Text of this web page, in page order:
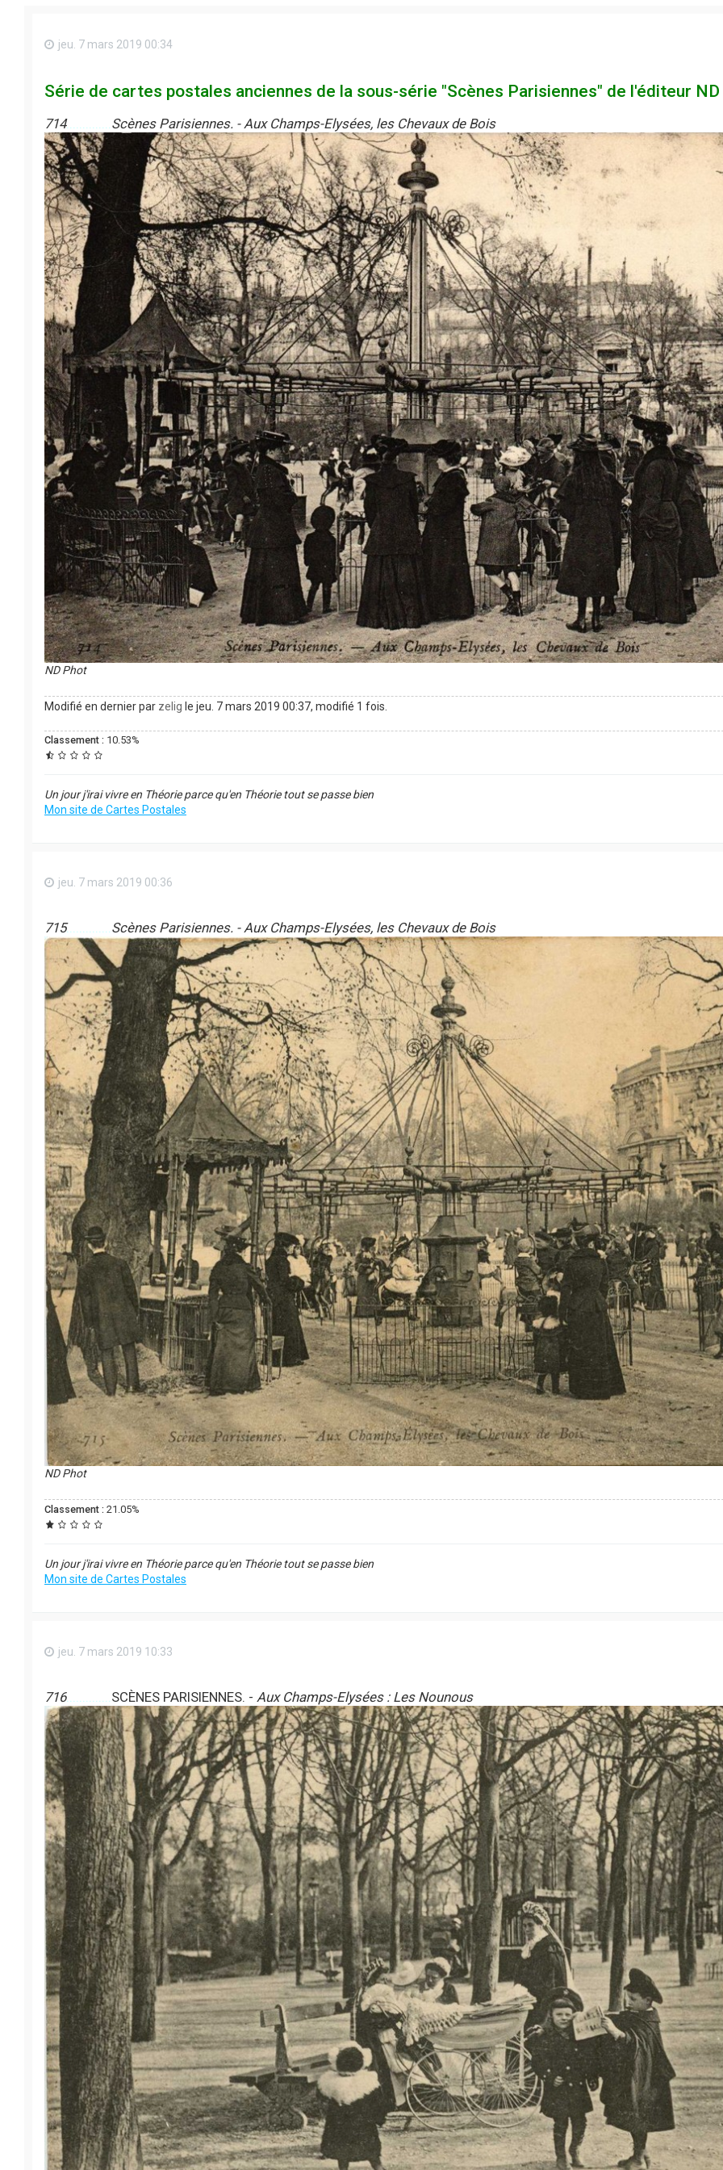
jeu. 7 mars 2019 00:34
Série de cartes postales anciennes de la sous-série "Scènes Parisiennes" de l'éditeur
714..............Scènes Parisiennes. - Aux Champs-Elysées, les Chevaux de Bois
ND Phot
Modifié en dernier par zelig le jeu. 7 mars 2019 00:37, modifié 1 fois.
Classement : 10.53%
Un jour j'irai vivre en Théorie parce qu'en Théorie tout se passe bien
Mon site de Cartes Postales
jeu. 7 mars 2019 00:36
715.............. Scènes Parisiennes. - Aux Champs-Elysées, les Chevaux de Bois
ND Phot
Classement : 21.05%
Un jour j'irai vivre en Théorie parce qu'en Théorie tout se passe bien
Mon site de Cartes Postales
jeu. 7 mars 2019 10:33
716.............. SCÈNES PARISIENNES. - Aux Champs-Elysées : Les Nounous